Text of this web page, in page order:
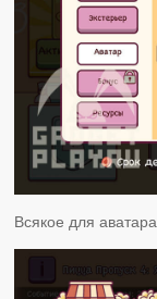
Всякое для аватара.